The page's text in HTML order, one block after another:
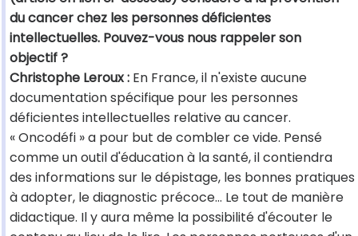
du cancer chez les personnes déficientes
intellectuelles. Pouvez-vous nous rappeler son
objectif ?
Christophe Leroux : En France, il n'existe aucune
documentation spécifique pour les personnes
déficientes intellectuelles relative au cancer.
« Oncodéfi » a pour but de combler ce vide. Pensé
comme un outil d'éducation à la santé, il contiendra
des informations sur le dépistage, les bonnes pratiques
à adopter, le diagnostic précoce… Le tout de manière
didactique. Il y aura même la possibilité d'écouter le